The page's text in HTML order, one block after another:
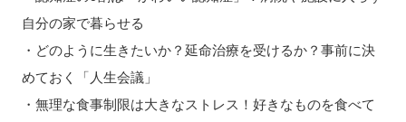
自分の家で暮らせる
・どのように生きたいか？延命治療を受けるか？事前に決
めておく「人生会議」
・無理な食事制限は大きなストレス！好きなものを食べて